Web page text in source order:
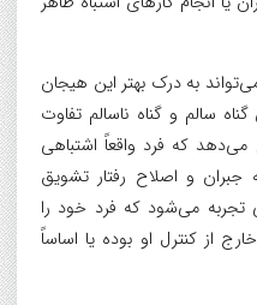
به درک بهتر این هیجان
سالم و گناه ناسالم تفاوت
که فرد واقعاً اشتباهی
جبران و اصلاح رفتار تشویق
تجربه می‌شود که فرد خود را
از کنترل او بوده یا اساساً